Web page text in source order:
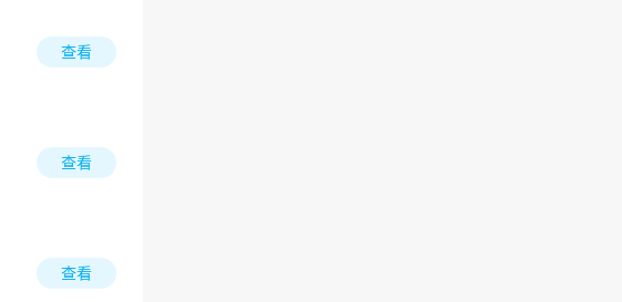
查看
查看
查看